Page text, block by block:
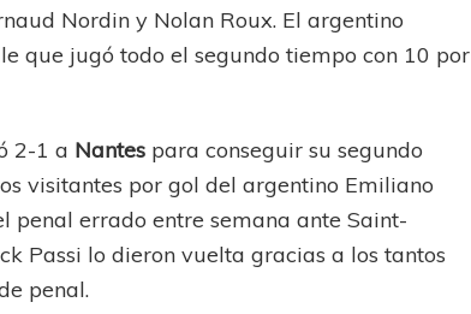
Nordin y Nolan Roux. El argentino
que jugó todo el segundo tiempo con 10 por
2-1 a Nantes para conseguir su segundo
visitantes por gol del argentino Emiliano
penal errado entre semana ante Saint-
Passi lo dieron vuelta gracias a los tantos
penal.